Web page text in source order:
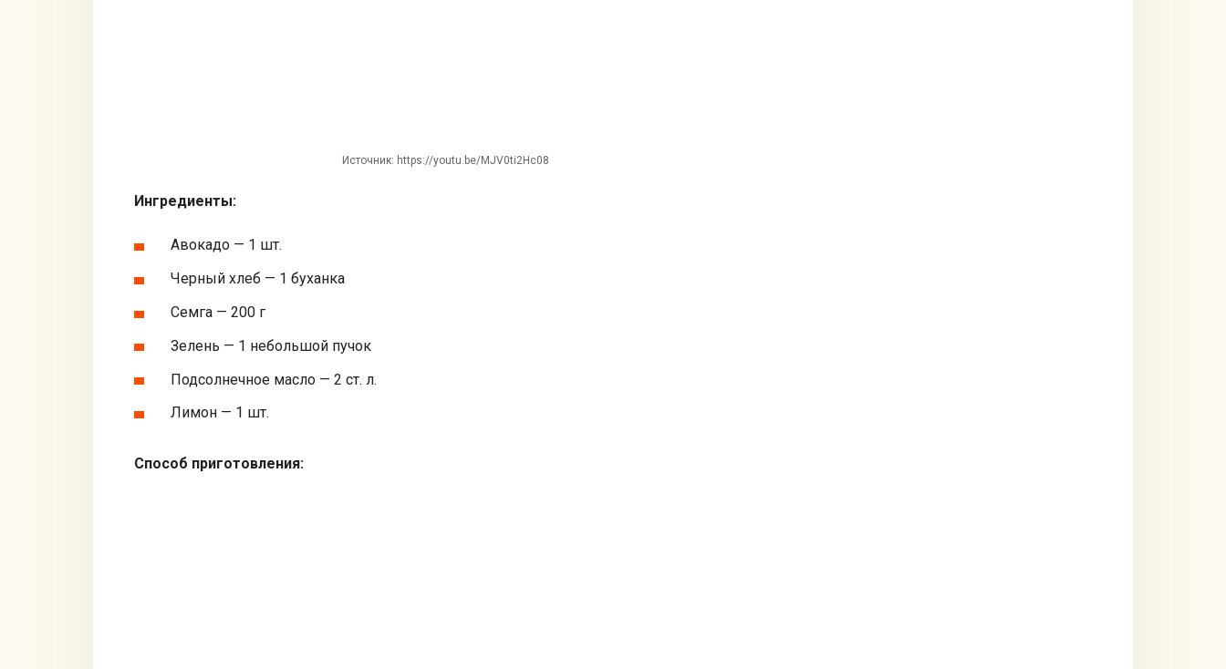
Источник: https://youtu.be/MJV0ti2Hc08
Ингредиенты:
Авокадо — 1 шт.
Черный хлеб — 1 буханка
Семга — 200 г
Зелень — 1 небольшой пучок
Подсолнечное масло — 2 ст. л.
Лимон — 1 шт.
Способ приготовления: